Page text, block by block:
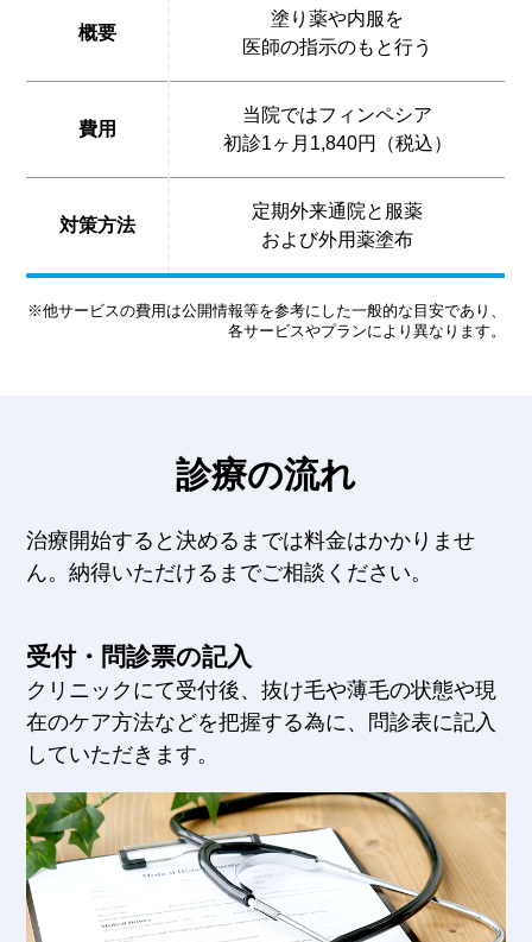
概要
塗り薬や内服を
医師の指示のもと行う
費用
当院ではフィンペシア
初診1ヶ月1,840円（税込）
対策方法
定期外来通院と服薬
および外用薬塗布
※他サービスの費用は公開情報等を参考にした一般的な目安であり、
各サービスやプランにより異なります。
診療の流れ
治療開始すると決めるまでは料金はかかりませ
ん。納得いただけるまでご相談ください。
受付・問診票の記入
クリニックにて受付後、抜け毛や薄毛の状態や現
在のケア方法などを把握する為に、問診表に記入
していただきます。